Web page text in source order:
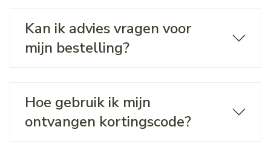
Kan ik advies vragen voor
mijn bestelling?
Hoe gebruik ik mijn
ontvangen kortingscode?